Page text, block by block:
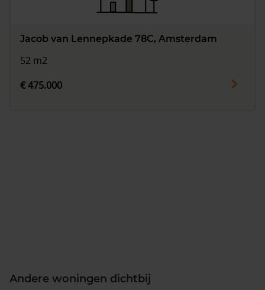
Jacob van Lennepkade 78C, Amsterdam
52 m2
€ 475.000
Andere woningen dichtbij